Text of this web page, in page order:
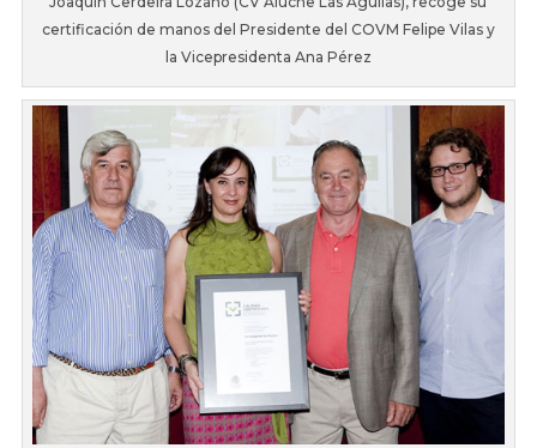
certificación de manos del Presidente del COVM Felipe Vilas y
la Vicepresidenta Ana Pérez